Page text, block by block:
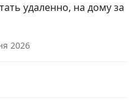
удаленно, на дому за
2026